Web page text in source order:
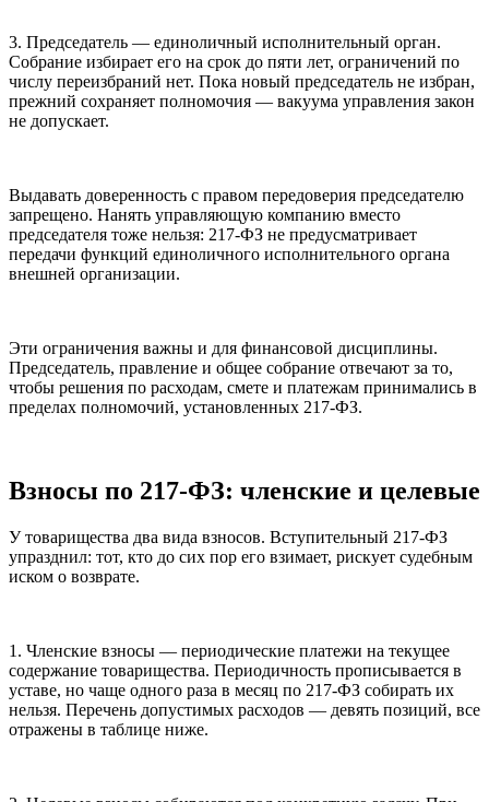
3. Председатель — единоличный исполнительный орган.
Собрание избирает его на срок до пяти лет, ограничений по
числу переизбраний нет. Пока новый председатель не избран,
прежний сохраняет полномочия — вакуума управления закон
не допускает.
Выдавать доверенность с правом передоверия председателю
запрещено. Нанять управляющую компанию вместо
председателя тоже нельзя: 217-ФЗ не предусматривает
передачи функций единоличного исполнительного органа
внешней организации.
Эти ограничения важны и для финансовой дисциплины.
Председатель, правление и общее собрание отвечают за то,
чтобы решения по расходам, смете и платежам принимались в
пределах полномочий, установленных 217-ФЗ.
Взносы по 217-ФЗ: членские и целевые
У товарищества два вида взносов. Вступительный 217-ФЗ
упразднил: тот, кто до сих пор его взимает, рискует судебным
иском о возврате.
1. Членские взносы — периодические платежи на текущее
содержание товарищества. Периодичность прописывается в
уставе, но чаще одного раза в месяц по 217-ФЗ собирать их
нельзя. Перечень допустимых расходов — девять позиций, все
отражены в таблице ниже.